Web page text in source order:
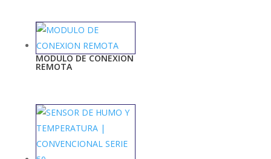
MODULO DE CONEXION
REMOTA